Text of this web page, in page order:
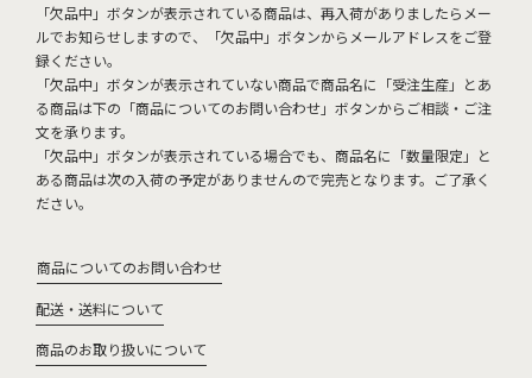
「欠品中」ボタンが表示されている商品は、再入荷がありましたらメー
ルでお知らせしますので、「欠品中」ボタンからメールアドレスをご登
録ください。
「欠品中」ボタンが表示されていない商品で商品名に「受注生産」とあ
る商品は下の「商品についてのお問い合わせ」ボタンからご相談・ご注
文を承ります。
「欠品中」ボタンが表示されている場合でも、商品名に「数量限定」と
ある商品は次の入荷の予定がありませんので完売となります。ご了承く
ださい。
商品についてのお問い合わせ
配送・送料について
商品のお取り扱いについて